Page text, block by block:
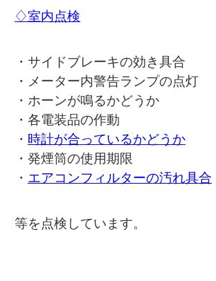
♢室内点検
・サイドブレーキの効き具合
・メーター内警告ランプの点灯
・ホーンが鳴るかどうか
・各電装品の作動
・ 時計が合っているかどうか
・発煙筒の使用期限
・ エアコンフィルターの汚れ具合
等を点検しています。